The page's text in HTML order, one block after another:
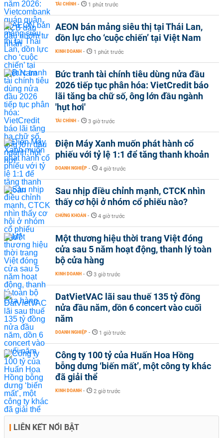
TÀI CHÍNH - 1 phút trước
AEON bán mảng siêu thị tại Thái Lan,
dồn lực cho ‘cuộc chiến’ tại Việt Nam
KINH DOANH - 1 phút trước
Bức tranh tài chính tiêu dùng nửa đầu
2026 tiếp tục phân hóa: VietCredit báo
lãi tăng ba chữ số, ông lớn đầu ngành
'hụt hơi'
TÀI CHÍNH - 3 giờ trước
Điện Máy Xanh muốn phát hành cổ
phiếu với tỷ lệ 1:1 để tăng thanh khoản
DOANH NGHIỆP - 4 giờ trước
Sau nhịp điều chỉnh mạnh, CTCK nhìn
thấy cơ hội ở nhóm cổ phiếu nào?
CHỨNG KHOÁN - 4 giờ trước
Một thương hiệu thời trang Việt đóng
cửa sau 5 năm hoạt động, thanh lý toàn
bộ cửa hàng
KINH DOANH - 3 giờ trước
DatVietVAC lãi sau thuế 135 tỷ đồng
nửa đầu năm, dồn 6 concert vào cuối
năm
DOANH NGHIỆP - 1 giờ trước
Công ty 100 tỷ của Huấn Hoa Hồng
bỗng dưng ‘biến mất’, một công ty khác
đã giải thể
KINH DOANH - 2 giờ trước
LIÊN KẾT NỔI BẬT